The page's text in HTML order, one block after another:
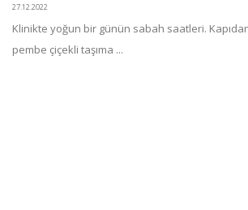
27.12.2022
Klinikte yoğun bir günün sabah saatleri.
pembe çiçekli taşıma ...